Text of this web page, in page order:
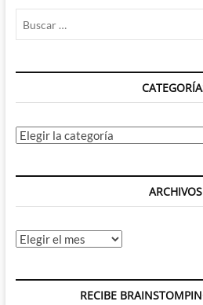
Categorías
ARCHIVOS
Archivos
RECIBE